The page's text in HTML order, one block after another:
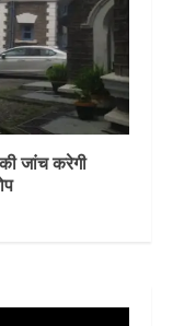
जांच करेगी